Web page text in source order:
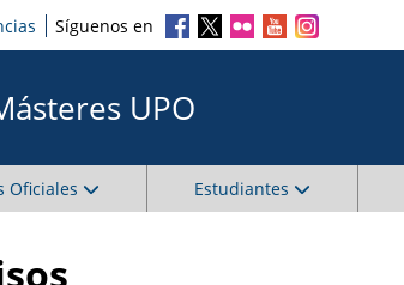
Síguenos en
UPO
Oficiales Estudiantes